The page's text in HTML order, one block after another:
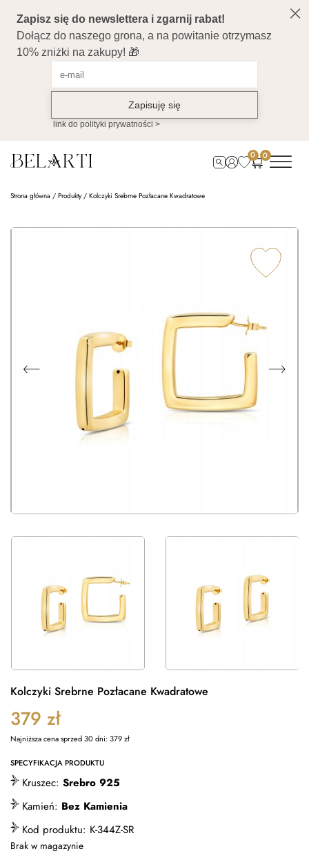
0 0
Strona główna / Produkty/ Kolczyki Srebrne Pozłacane Kwadratowe
Kolczyki Srebrne Pozłacane Kwadratowe
379 zł
Najniższa cena sprzed 30 dni:379zł
SPECYFIKACJA PRODUKTU
Kruszec: Srebro 925
Kamień: Bez Kamienia
Kod produktu: K-344Z-SR
Brak w magazynie